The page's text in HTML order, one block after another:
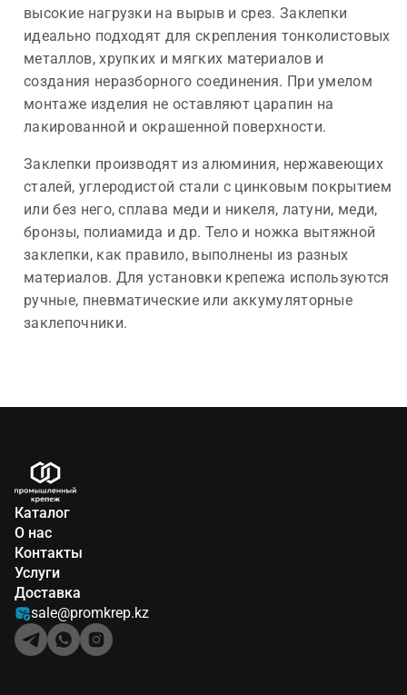
высокие нагрузки на вырыв и срез. Заклепки
идеально подходят для скрепления тонколистовых
металлов, хрупких и мягких материалов и
создания неразборного соединения. При умелом
монтаже изделия не оставляют царапин на
лакированной и окрашенной поверхности.
Заклепки производят из алюминия, нержавеющих
сталей, углеродистой стали с цинковым покрытием
или без него, сплава меди и никеля, латуни, меди,
бронзы, полиамида и др. Тело и ножка вытяжной
заклепки, как правило, выполнены из разных
материалов. Для установки крепежа используются
ручные, пневматические или аккумуляторные
заклепочники.
Каталог
О нас
Контакты
Услуги
Доставка
sale@promkrep.kz